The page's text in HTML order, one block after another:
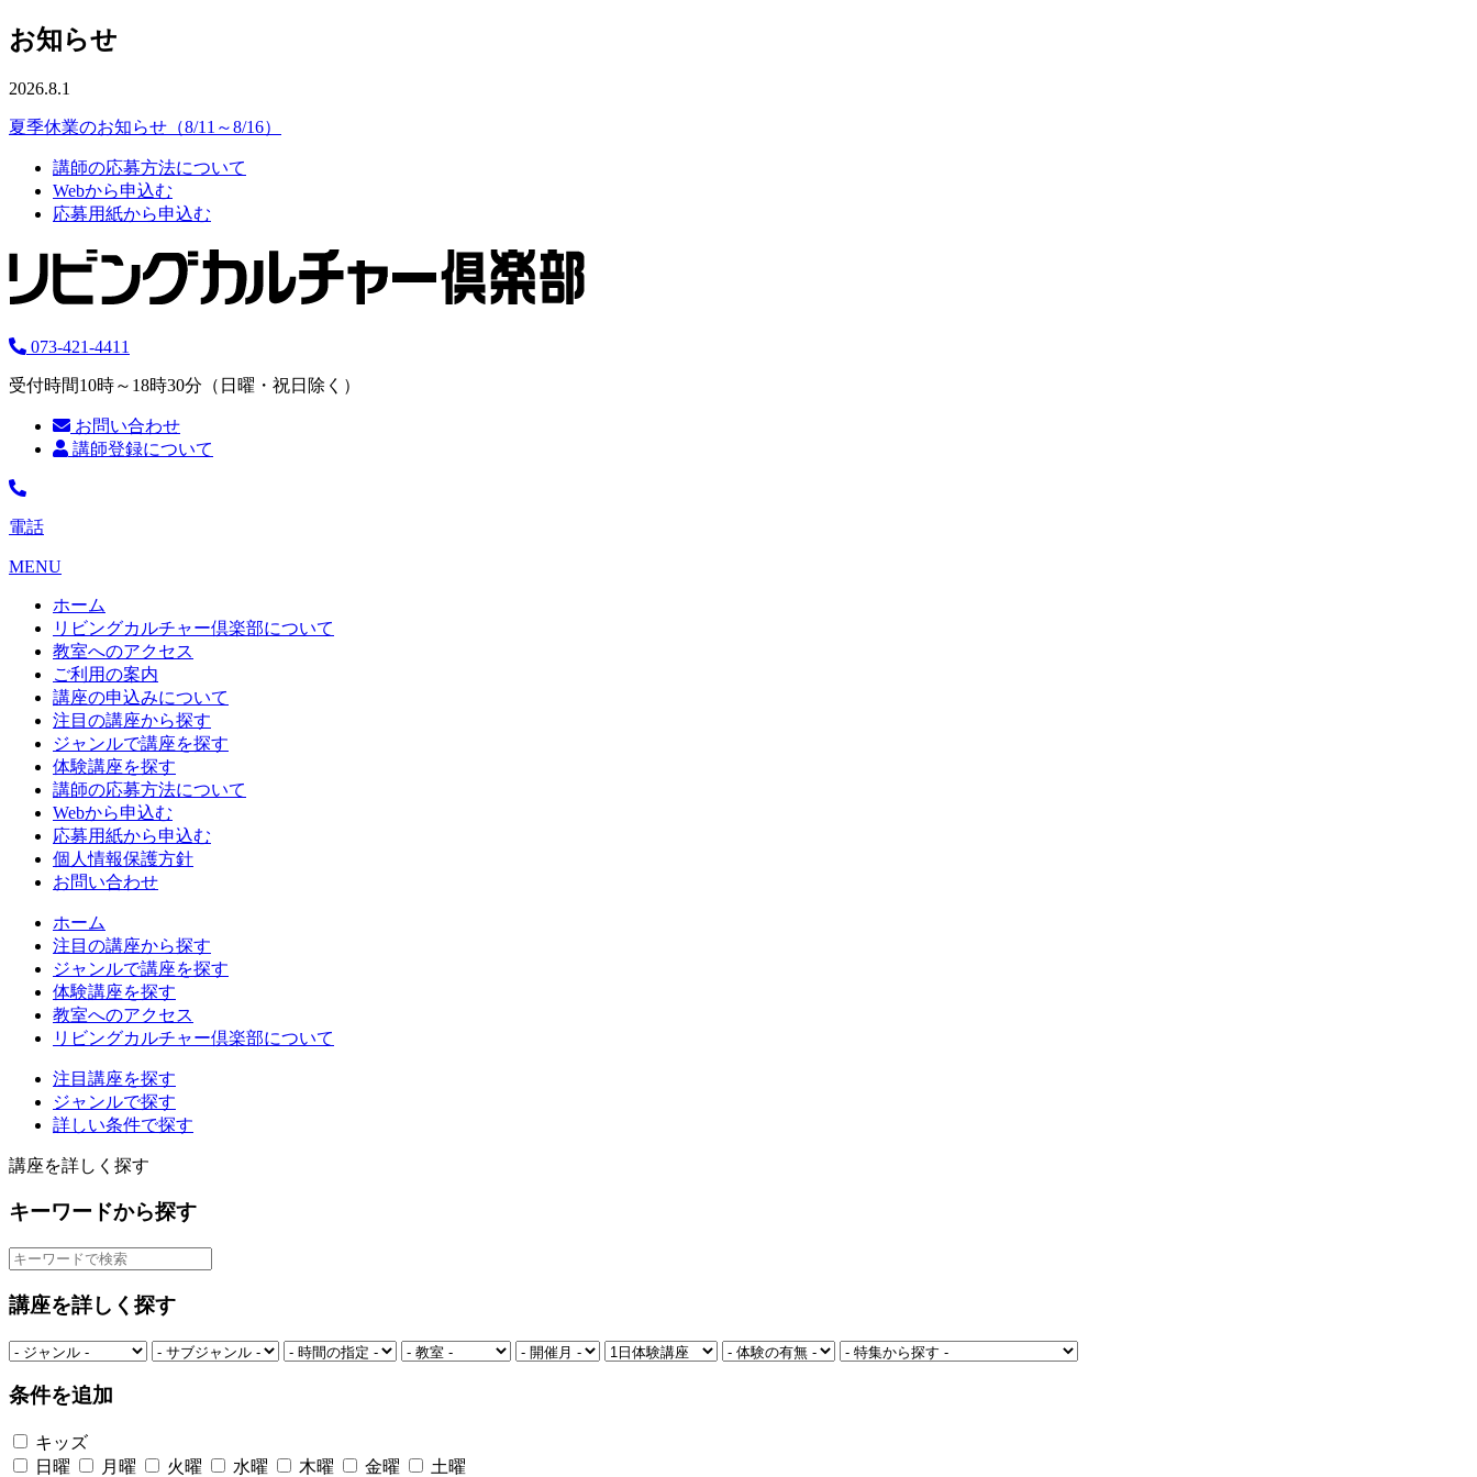
お知らせ
2026.8.1
夏季休業のお知らせ（8/11～8/16）
講師の応募方法について
Webから申込む
応募用紙から申込む
073-421-4411
受付時間10時～18時30分（日曜・祝日除く）
お問い合わせ
講師登録について
電話
MENU
ホーム
リビングカルチャー倶楽部について
教室へのアクセス
ご利用の案内
講座の申込みについて
注目の講座から探す
ジャンルで講座を探す
体験講座を探す
講師の応募方法について
Webから申込む
応募用紙から申込む
個人情報保護方針
お問い合わせ
ホーム
注目の講座から探す
ジャンルで講座を探す
体験講座を探す
教室へのアクセス
リビングカルチャー倶楽部について
注目講座を探す
ジャンルで探す
詳しい条件で探す
講座を詳しく探す
キーワードから探す
講座を詳しく探す
条件を追加
キッズ
日曜
月曜 火曜 水曜 木曜 金曜 土曜